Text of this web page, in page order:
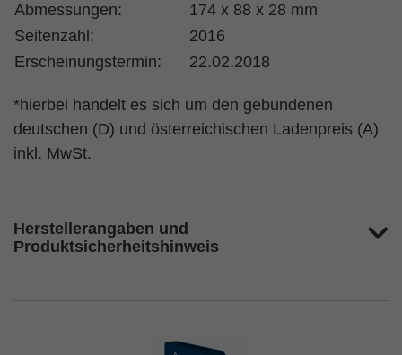
Abmessungen:
174 x 88 x 28 mm
Seitenzahl:
2016
Erscheinungstermin:
22.02.2018
*hierbei handelt es sich um den gebundenen
deutschen (D) und österreichischen Ladenpreis (A)
inkl. MwSt.
Herstellerangaben und
Produktsicherheitshinweis